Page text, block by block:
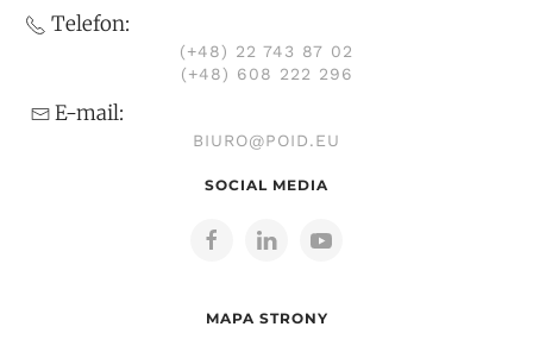
Telefon:
(+48) 22 743 87 02
(+48) 608 222 296
E-mail:
BIURO@POID.EU
SOCIAL MEDIA
MAPA STRONY